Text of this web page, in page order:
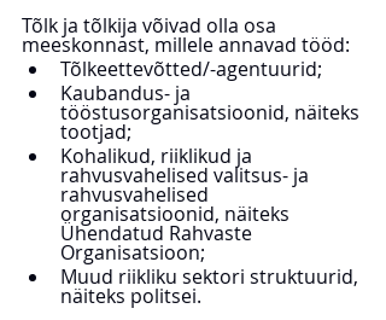
Tõlk ja tõlkija võivad olla osa
meeskonnast, millele annavad tööd:
Tõlkeettevõtted/-agentuurid;
Kaubandus- ja
tööstusorganisatsioonid, näiteks
tootjad;
Kohalikud, riiklikud ja
rahvusvahelised valitsus- ja
rahvusvahelised
organisatsioonid, näiteks
Ühendatud Rahvaste
Organisatsioon;
Muud riikliku sektori struktuurid,
näiteks politsei.